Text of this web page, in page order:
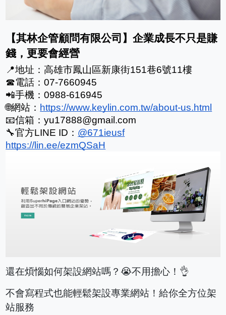
【其林企管顧問有限公司】企業成長不只是賺
錢，更要會經營
📍地址：高雄市鳳山區新康街151巷6號11樓
☎電話：07-7660945
📲手機：0988-616945
🌐網站： https://www.keylin.com.tw/about-us.html
📧信箱：yu17888@gmail.com
🔧官方LINE ID： @671ieusf
https://lin.ee/ezmQSaH
還在煩惱如何架設網站嗎？😭不用擔心！👌
不會寫程式也能輕鬆架設專業網站！給你全方位架
站服務